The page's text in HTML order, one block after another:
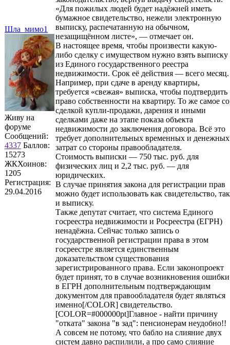
Шла_мимо1
Живу на
форуме
Сообщений:
4337 Баллов:
15273
ЖКХоинов:
1205
Регистрация:
29.04.2016
«Для пожилых людей будет надёжней иметь
бумажное свидетельство, нежели электронную
выписку, распечатанную на обычном,
незащищённом листе», — отмечает он.
В настоящее время, чтобы произвести какую-
либо сделку с имуществом нужно взять выписку
из Единого государственного реестра
недвижимости. Срок её действия — всего месяц.
Например, при сдаче в аренду квартиры,
требуется «свежая» выписка, чтобы подтвердить
право собственности на квартиру. То же самое со
сделкой купли-продажи, дарения и иными
сделками даже на этапе показа объекта
недвижимости до заключения договора. Всё это
требует дополнительных временных и денежных
затрат со стороны правообладателя.
Стоимость выписки — 750 тыс. руб. для
физических лиц и 2,2 тыс. руб. — для
юридических.
В случае принятия закона для регистрации прав
можно будет использовать как свидетельство, так
и выписку.
Также депутат считает, что система Единого
госреестра недвижимости и Росреестра (ЕГРН)
ненадёжна. Сейчас только запись о
государственной регистрации права в этом
госреестре является единственным
доказательством существования
зарегистрированного права. Если законопроект
будет принят, то в случае возникновения ошибки
в ЕГРН дополнительным подтверждающим
документом для правообладателя будет являться
именно[/COLOR] свидетельство.
[COLOR=#000000pt]Главное - найти причину
"отката" закона "в зад": пенсионерам неудобно!!
А совсем не потому, что бабло на слияние двух
систем давно распилили, а про само слияние